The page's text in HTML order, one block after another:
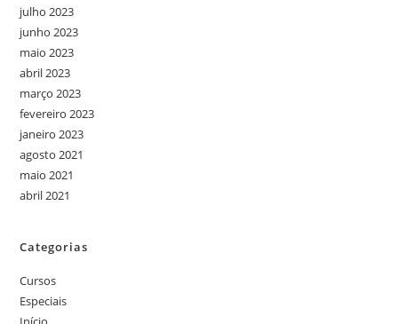
julho 2023
junho 2023
maio 2023
abril 2023
março 2023
fevereiro 2023
janeiro 2023
agosto 2021
maio 2021
abril 2021
Categorias
Cursos
Especiais